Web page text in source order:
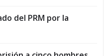
del PRM por la